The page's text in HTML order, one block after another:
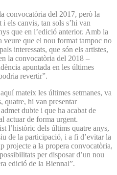
convocatòria del 2017, però la
i els canvis, tan sols s’hi van
que en l’edició anterior. Amb la
veure que el nou format tampoc no
interessats, que són els artistes,
la convocatòria del 2018 –
apuntada en les últimes
revertir”.
mateix les últimes setmanes, va
quatre, hi van presentar
dubte i que ha acabat de
actuar de forma urgent.
l’històric dels últims quatre anys,
de la participació, i a fi d’evitar la
projecte a la propera convocatòria,
per disposar d’un nou
edició de la Biennal”.